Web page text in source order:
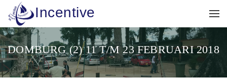
Incentive
DOMBURG (2) 11 T/M 23 FEBRUARI 2018